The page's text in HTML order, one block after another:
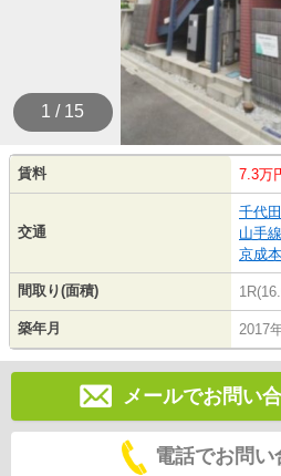
1 / 15
賃料 7.3万
交通
千代
山手線
京成
間取り(面積)
築年月 2017
メールでお問い
電話でお問い